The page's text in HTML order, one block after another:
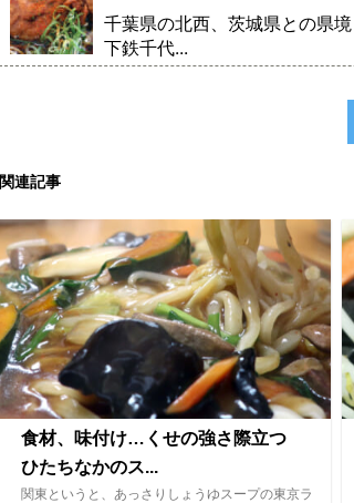
千葉県の北西、茨城県との県
下鉄千代...
関連記事
食材、味付け…くせの強さ際立つ
ひたちなかのス...
関東というと、あっさりしょうゆスープの東京ラ